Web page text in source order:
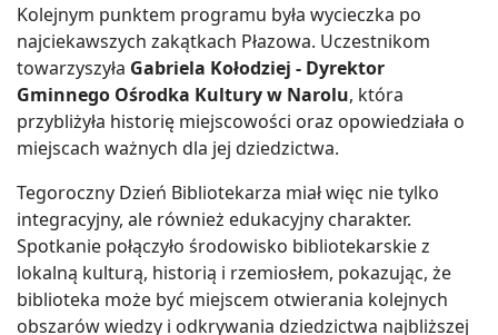
Kolejnym punktem programu była wycieczka po
najciekawszych zakątkach Płazowa. Uczestnikom
towarzyszyła Gabriela Kołodziej - Dyrektor
Gminnego Ośrodka Kultury w Narolu, która
przybliżyła historię miejscowości oraz opowiedziała o
miejscach ważnych dla jej dziedzictwa.
Tegoroczny Dzień Bibliotekarza miał więc nie tylko
integracyjny, ale również edukacyjny charakter.
Spotkanie połączyło środowisko bibliotekarskie z
lokalną kulturą, historią i rzemiosłem, pokazując, że
biblioteka może być miejscem otwierania kolejnych
obszarów wiedzy i odkrywania dziedzictwa najbliższej